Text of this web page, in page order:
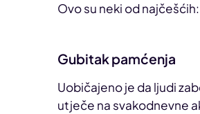
Ovo su neki od najčešćih:
Gubitak pamćenja
Uobičajeno je da ljudi
utječe na svakodnevne